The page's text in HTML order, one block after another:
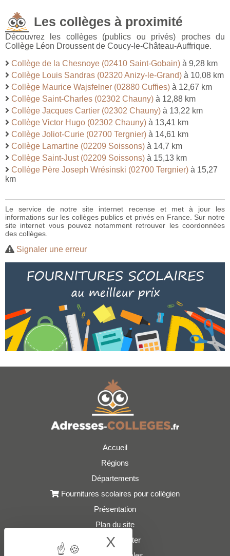
Les collèges à proximité
Découvrez les collèges (publics ou privés) proches du
Collège Léon Droussent de Coucy-le-Château-Auffrique.
Collège de la Chesnoye (02410 Saint-Gobain) à 9,28 km
Collège Louis Sandras (02320 Anizy-le-Grand) à 10,08 km
Collège Maurice Wajsfelner (02880 Cuffies) à 12,67 km
Collège Saint-Charles (02302 Chauny) à 12,88 km
Collège Jacques Cartier (02302 Chauny) à 13,22 km
Collège Victor Hugo (02302 Chauny) à 13,41 km
Collège Joliot-Curie (02700 Tergnier) à 14,61 km
Collège Lamartine (02209 Soissons) à 14,7 km
Collège Saint-Just (02209 Soissons) à 15,13 km
Collège Père Joseph Wrésinski (02700 Tergnier) à 15,27
km
Le service de notre site internet recense et met à jour les
informations sur les collèges publics et privés en France. Sur notre
site internet vous pouvez notamment retrouver les coordonnées
des collèges.
Signaler une erreur
Accueil
Régions
Départements
Fournitures scolaires pour collégien
Présentation
Plan du site
Nous contacter
X Hide cookie